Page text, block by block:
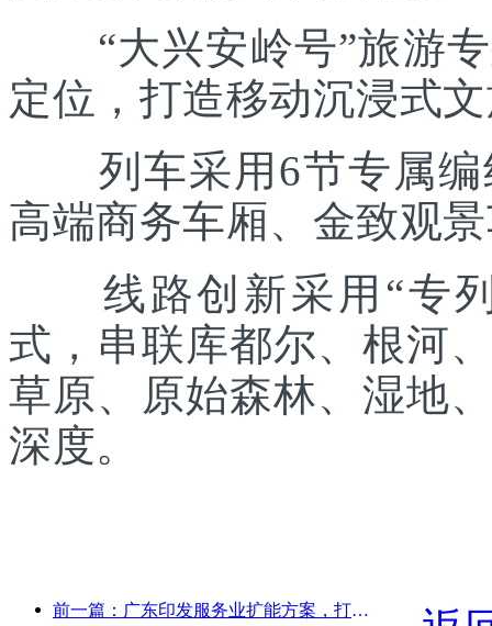
“大兴安岭号”旅游专
定位，打造移动沉浸式
列车采用6节专属编
高端商务车厢、金致观
线路创新采用“专列
式，串联库都尔、根河
草原、原始森林、湿地
深度。
前一篇：广东印发服务业扩能方案，打造大湾区世界级旅游目的地